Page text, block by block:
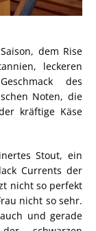
dem Rise
leckeren
des
Noten, die
kräftige Käse
Stout, ein
Currents der
nicht so perfekt
nicht so sehr.
und gerade